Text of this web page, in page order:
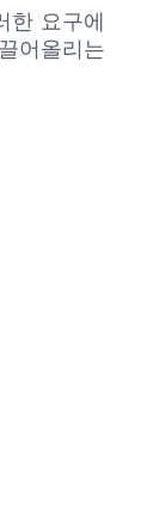
한 요구에
어올리는